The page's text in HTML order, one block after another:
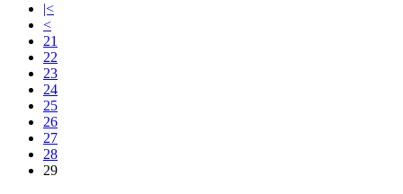
|<
<
21
22
23
24
25
26
27
28
29